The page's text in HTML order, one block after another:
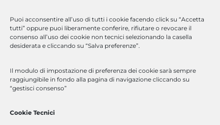
Puoi acconsentire all’uso di tutti i cookie facendo click su “Accetta
tutti” oppure puoi liberamente conferire, rifiutare o revocare il
consenso all’uso dei cookie non tecnici selezionando la casella
desiderata e cliccando su “Salva preferenze”.
Il modulo di impostazione di preferenza dei cookie sarà sempre
raggiungibile in fondo alla pagina di navigazione cliccando su
“gestisci consenso”
Cookie Tecnici
Optima Solutions è un’azienda di consulenza ICT che offre servizi
di formazione e sviluppo software.
Scopri di Più
Scarica la presentazione